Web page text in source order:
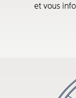
et vous